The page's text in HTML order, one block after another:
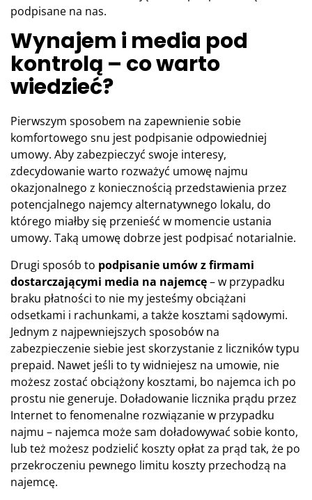
podpisane na nas.
Wynajem i media pod
kontrolą – co warto
wiedzieć?
Pierwszym sposobem na zapewnienie sobie
komfortowego snu jest podpisanie odpowiedniej
umowy. Aby zabezpieczyć swoje interesy,
zdecydowanie warto rozważyć umowę najmu
okazjonalnego z koniecznością przedstawienia przez
potencjalnego najemcy alternatywnego lokalu, do
którego miałby się przenieść w momencie ustania
umowy. Taką umowę dobrze jest podpisać notarialnie.
Drugi sposób to podpisanie umów z firmami
dostarczającymi media na najemcę– w przypadku
braku płatności to nie my jesteśmy obciążani
odsetkami i rachunkami, a także kosztami sądowymi.
Jednym z najpewniejszych sposobów na
zabezpieczenie siebie jest skorzystanie z liczników typu
prepaid. Nawet jeśli to ty widniejesz na umowie, nie
możesz zostać obciążony kosztami, bo najemca ich po
prostu nie generuje. Doładowanie licznika prądu przez
Internet to fenomenalne rozwiązanie w przypadku
najmu – najemca może sam doładowywać sobie konto,
lub też możesz podzielić koszty opłat za prąd tak, że po
przekroczeniu pewnego limitu koszty przechodzą na
najemcę.